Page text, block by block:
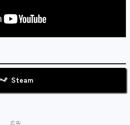
Steam